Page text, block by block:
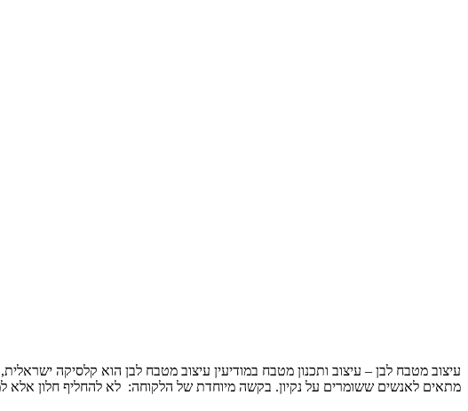
עיצוב מטבח לבן – עיצוב ותכנון מטבח במודיעין עיצוב מטבח לבן הוא קלסיקה
מתאים לאנשים ששומרים על נקיון. בקשה מיוחדת של הלקוחה: לא להחליף חלון